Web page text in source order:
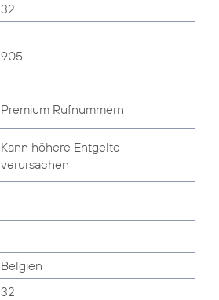
32
905
Premium Rufnummern
Kann höhere Entgelte
verursachen
Belgien
32